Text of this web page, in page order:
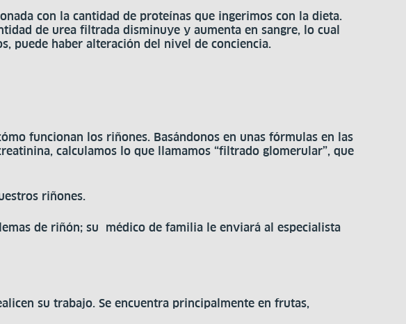
con la cantidad de proteínas que ingerimos con la dieta.
de urea filtrada disminuye y aumenta en sangre, lo cual
puede haber alteración del nivel de conciencia.
funcionan los riñones. Basándonos en unas fórmulas en las
calculamos lo que llamamos “filtrado glomerular”, que
riñones.
de riñón; su médico de familia le enviará al especialista
su trabajo. Se encuentra principalmente en frutas,